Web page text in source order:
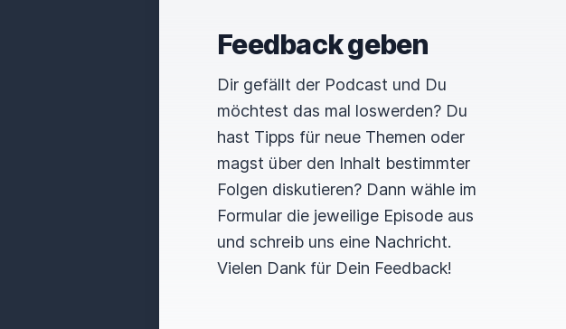
Feedback geben
Dir gefällt der Podcast und Du
möchtest das mal loswerden? Du
hast Tipps für neue Themen oder
magst über den Inhalt bestimmter
Folgen diskutieren? Dann wähle im
Formular die jeweilige Episode aus
und schreib uns eine Nachricht.
Vielen Dank für Dein Feedback!